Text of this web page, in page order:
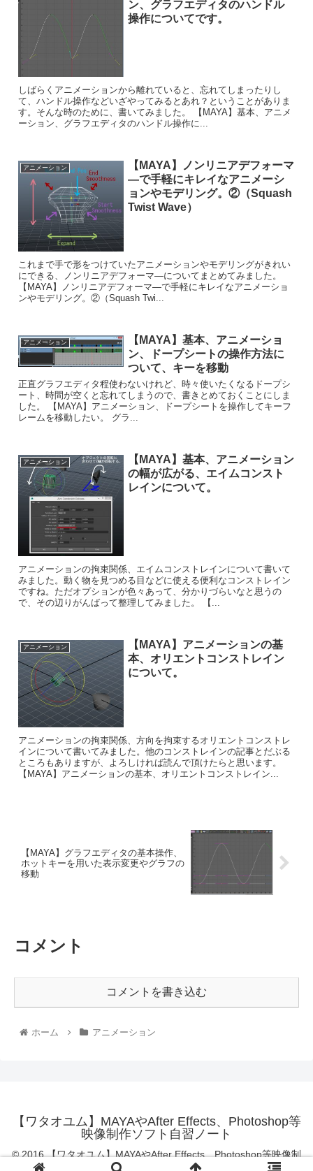
ン、グラフエディタのハンドル
操作についてです。
しばらくアニメーションから離れていると、忘れてしまったりし
て、ハンドル操作などいざやってみるとあれ？ということがありま
す。そんな時のために、書いてみました。 【MAYA】基本、アニメ
ーション、グラフエディタのハンドル操作に...
アニメーション
【MAYA】ノンリニアデフォーマ
―で手軽にキレイなアニメーシ
ョンやモデリング。②（Squash
Twist Wave）
これまで手で形をつけていたアニメーションやモデリングがきれい
にできる、ノンリニアデフォーマ―についてまとめてみました。
【MAYA】ノンリニアデフォーマ―で手軽にキレイなアニメーショ
ンやモデリング。②（Squash Twi...
アニメーション
【MAYA】基本、アニメーショ
ン、ドープシートの操作方法に
ついて、キーを移動
正直グラフエディタ程使わないけれど、時々使いたくなるドープシ
ート、時間が空くと忘れてしまうので、書きとめておくことにしま
した。 【MAYA】アニメーション、ドープシートを操作してキーフ
レームを移動したい。 グラ...
アニメーション
【MAYA】基本、アニメーション
の幅が広がる、エイムコンスト
レインについて。
アニメーションの拘束関係、エイムコンストレインについて書いて
みました。動く物を見つめる目などに使える便利なコンストレイン
ですね。ただオプションが色々あって、分かりづらいなと思うの
で、その辺りがんばって整理してみました。 【...
アニメーション
【MAYA】アニメーションの基
本、オリエントコンストレイン
について。
アニメーションの拘束関係、方向を拘束するオリエントコンストレ
インについて書いてみました。他のコンストレインの記事とだぶる
ところもありますが、よろしければ読んで頂けたらと思います。
【MAYA】アニメーションの基本、オリエントコンストレイン...
【MAYA】グラフエディタの基本操作、
ホットキーを用いた表示変更やグラフの
移動
コメント
コメントを書き込む
ホーム アニメーション
【ワタオユム】MAYAやAfter Effects、Photoshop等
映像制作ソフト自習ノート
© 2016 【ワタオユム】MAYAやAfter Effects、Photoshop等映像制